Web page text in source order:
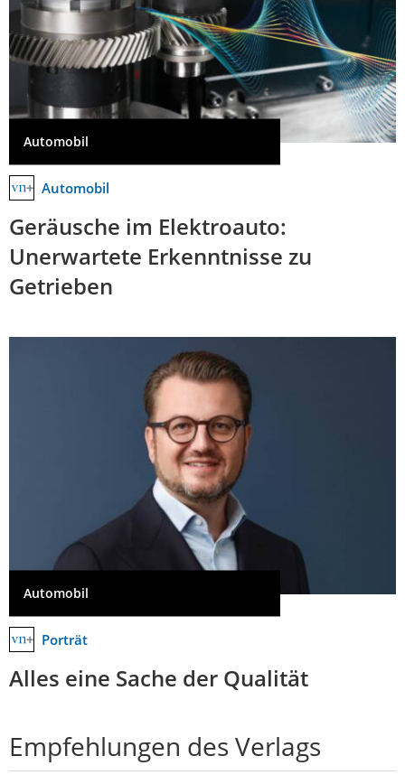
Automobil
Automobil
Geräusche im Elektroauto:
Unerwartete Erkenntnisse zu
Getrieben
Automobil
Porträt
Alles eine Sache der Qualität
Empfehlungen des Verlags